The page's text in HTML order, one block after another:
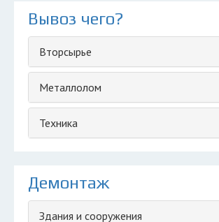
Вывоз чего?
Вторсырье
Металлолом
Техника
Демонтаж
Здания и сооружения